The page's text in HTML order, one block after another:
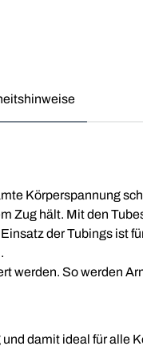
Körperspannung
Zug hält. Mit den
der Tubings ist
werden. So werden
damit ideal für